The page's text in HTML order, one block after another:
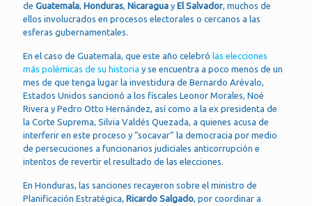
de Guatemala, Honduras, Nicaragua y El Salvador, muchos de
ellos involucrados en procesos electorales o cercanos a las
esferas gubernamentales.
En el caso de Guatemala, que este año celebró las elecciones
más polémicas de su historia y se encuentra a poco menos de un
mes de que tenga lugar la investidura de Bernardo Arévalo,
Estados Unidos sancionó a los fiscales Leonor Morales, Noé
Rivera y Pedro Otto Hernández, así como a la ex presidenta de
la Corte Suprema, Silvia Valdés Quezada, a quienes acusa de
interferir en este proceso y “socavar” la democracia por medio
de persecuciones a funcionarios judiciales anticorrupción e
intentos de revertir el resultado de las elecciones.
En Honduras, las sanciones recayeron sobre el ministro de
Planificación Estratégica, Ricardo Salgado, por coordinar a